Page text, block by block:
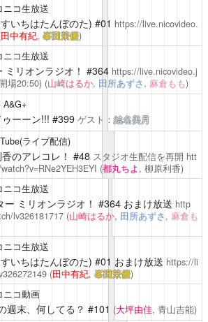
ニコ生放送
いちはたんぼのた) #01 https://live.nicovideo.
田中有紀,峯田茉優)
ニコ生放送
リオンラジオ！ #364 https://live.nicovideo.j
場20:50) (山崎はるか, 田所あずさ, 麻倉もも)
A&G+
ーーン!!! #399 ゲスト：結名美月
ライブ配信)
のアレコレ！ #48 スタジオ生配信を再開 htt
(都丸ちよ, 柳原利香)
ニコ生放送
ミリオンラジオ！ #364 おまけ放送 http
lv326181717 (山崎はるか, 田所あずさ, 麻倉も
ニコ生放送
いちはたんぼのた) #01 おまけ放送 https://li
(田中有紀,峯田茉優)
ニコ動画
週末、何してる？ #101 (大坪由佳, 青山吉能)